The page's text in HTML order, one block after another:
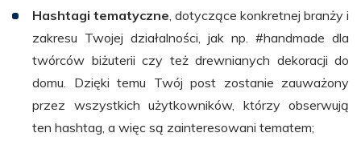
Hashtagi tematyczne , dotyczące konkretnej branży i
zakresu Twojej działalności, jak np. #handmade dla
twórców biżuterii czy też drewnianych dekoracji do
domu. Dzięki temu Twój post zostanie zauważony
przez wszystkich użytkowników, którzy obserwują
ten hashtag, a więc są zainteresowani tematem;